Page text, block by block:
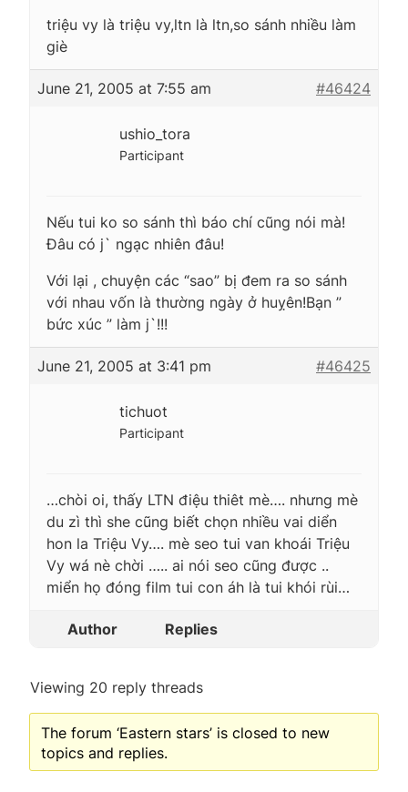
triệu vy là triệu vy,ltn là ltn,so sánh nhiều làm
giè
June 21, 2005 at 7:55 am #46424
ushio_tora
Participant
Nếu tui ko so sánh thì báo chí cũng nói mà!
Đâu có j` ngạc nhiên đâu!
Với lại , chuyện các “sao” bị đem ra so sánh
với nhau vốn là thường ngày ở huỵên!Bạn ”
bức xúc ” làm j`!!!
June 21, 2005 at 3:41 pm #46425
tichuot
Participant
…chòi oi, thấy LTN điệu thiêt mè…. nhưng mè
du zì thì she cũng biết chọn nhiều vai diển
hon la Triệu Vy…. mè seo tui van khoái Triệu
Vy wá nè chời ….. ai nói seo cũng được ..
miển họ đóng film tui con áh là tui khói rùi…
Author Replies
Viewing 20 reply threads
The forum ‘Eastern stars’ is closed to new
topics and replies.